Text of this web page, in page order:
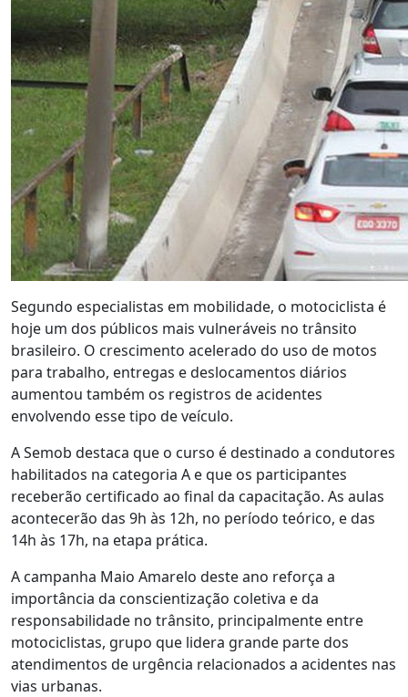
Segundo especialistas em mobilidade, o motociclista é
hoje um dos públicos mais vulneráveis no trânsito
brasileiro. O crescimento acelerado do uso de motos
para trabalho, entregas e deslocamentos diários
aumentou também os registros de acidentes
envolvendo esse tipo de veículo.
A Semob destaca que o curso é destinado a condutores
habilitados na categoria A e que os participantes
receberão certificado ao final da capacitação. As aulas
acontecerão das 9h às 12h, no período teórico, e das
14h às 17h, na etapa prática.
A campanha Maio Amarelo deste ano reforça a
importância da conscientização coletiva e da
responsabilidade no trânsito, principalmente entre
motociclistas, grupo que lidera grande parte dos
atendimentos de urgência relacionados a acidentes nas
vias urbanas.